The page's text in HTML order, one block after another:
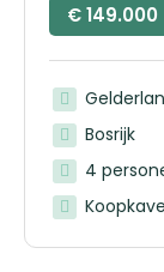
€149.000
Bosrijk
4